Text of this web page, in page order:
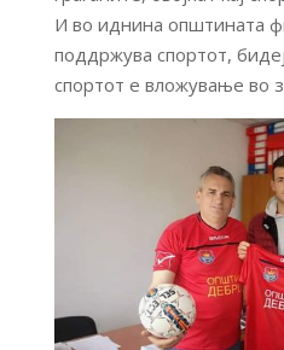
И во иднина општината
поддржува спортот,
спортот е вложување во